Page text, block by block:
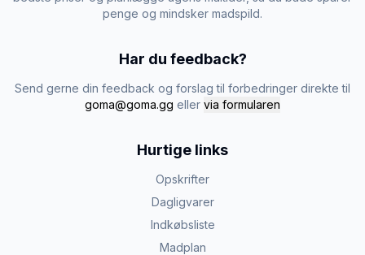
penge og mindsker madspild.
Har du feedback?
Send gerne din feedback og forslag til forbedringer direkte til
goma@goma.gg eller via formularen
Hurtige links
Opskrifter
Dagligvarer
Indkøbsliste
Madplan